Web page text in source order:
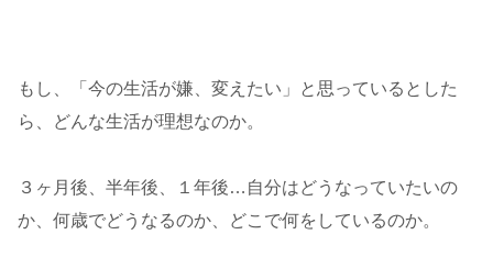
もし、「今の生活が嫌、変えたい」と思っているとした
ら、どんな生活が理想なのか。
３ヶ月後、半年後、１年後…自分はどうなっていたいの
か、何歳でどうなるのか、どこで何をしているのか。